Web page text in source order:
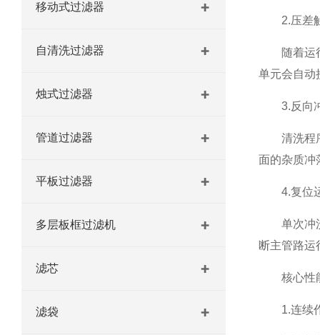
移动式过滤器
自清洗过滤器
烛式过滤器
管道过滤器
平板过滤器
多层板框过滤机
滤芯
滤袋
2.压差
随着运行
单元会自动
3.反向
清洗程序
面的杂质冲
4.复位
单次冲洗
断主管路运
核心性
1.连续